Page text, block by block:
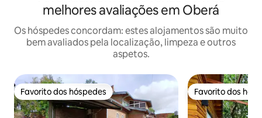
melhores avaliações em Oberá
Os hóspedes concordam: estes alojamentos são muito
bem avaliados pela localização, limpeza e outros
aspetos.
Favorito dos hóspedes
Favorito dos hóspedes Favorito dos
Favorito dos